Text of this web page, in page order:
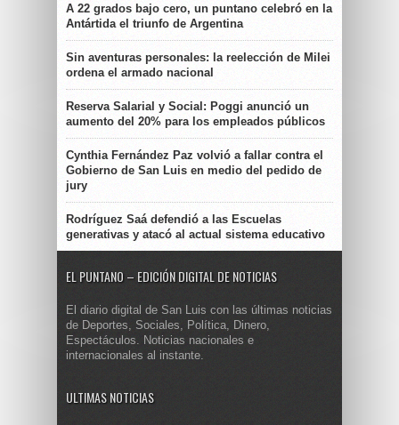
A 22 grados bajo cero, un puntano celebró en la
Antártida el triunfo de Argentina
Sin aventuras personales: la reelección de Milei
ordena el armado nacional
Reserva Salarial y Social: Poggi anunció un
aumento del 20% para los empleados públicos
Cynthia Fernández Paz volvió a fallar contra el
Gobierno de San Luis en medio del pedido de
jury
Rodríguez Saá defendió a las Escuelas
generativas y atacó al actual sistema educativo
EL PUNTANO – EDICIÓN DIGITAL DE NOTICIAS
El diario digital de San Luis con las últimas noticias
de Deportes, Sociales, Política, Dinero,
Espectáculos. Noticias nacionales e
internacionales al instante.
ULTIMAS NOTICIAS